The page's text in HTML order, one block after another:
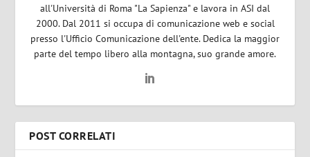
all'Università di Roma "La Sapienza" e lavora in ASI dal
2000. Dal 2011 si occupa di comunicazione web e social
presso l'Ufficio Comunicazione dell'ente. Dedica la maggior
parte del tempo libero alla montagna, suo grande amore.
POST CORRELATI